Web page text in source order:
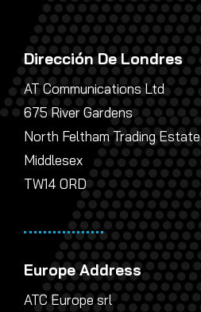
Dirección De Londres
AT Communications Ltd
675 River Gardens
North Feltham Trading Estate
Middlesex
TW14 0RD
Europe Address
ATC Europe srl